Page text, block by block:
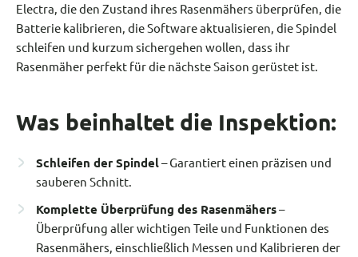
Electra, die den Zustand ihres Rasenmähers überprüfen, die
Batterie kalibrieren, die Software aktualisieren, die Spindel
schleifen und kurzum sichergehen wollen, dass ihr
Rasenmäher perfekt für die nächste Saison gerüstet ist.
Was beinhaltet die Inspektion:
Schleifen der Spindel– Garantiert einen präzisen und
sauberen Schnitt.
Komplette Überprüfung des Rasenmähers–
Überprüfung aller wichtigen Teile und Funktionen des
Rasenmähers, einschließlich Messen und Kalibrieren der